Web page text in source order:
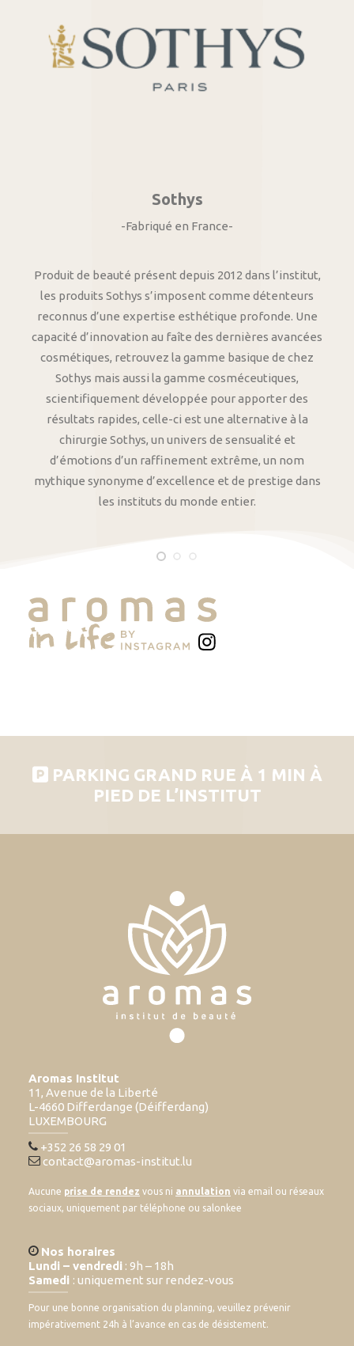
Sothys
-Fabriqué en France-
Produit de beauté présent depuis 2012 dans l’institut,
les produits Sothys s’imposent comme détenteurs
reconnus d’une expertise esthétique profonde. Une
capacité d’innovation au faîte des dernières avancées
cosmétiques, retrouvez la gamme basique de chez
Sothys mais aussi la gamme cosméceutiques,
scientifiquement développée pour apporter des
résultats rapides, celle-ci est une alternative à la
chirurgie Sothys, un univers de sensualité et
d’émotions d’un raffinement extrême, un nom
mythique synonyme d’excellence et de prestige dans
les instituts du monde entier.
PARKING GRAND RUE À 1 MIN À
PIED DE L’INSTITUT
Aromas Institut
11, Avenue de la Liberté
L-4660 Differdange (Déifferdang)
LUXEMBOURG
+352 26 58 29 01
contact@aromas-institut.lu
Aucune prise de rendez vous ni annulation via email ou réseaux
sociaux, uniquement par téléphone ou salonkee
Nos horaires
Lundi – vendredi : 9h – 18h
Samedi : uniquement sur rendez-vous
Pour une bonne organisation du planning, veuillez prévenir
impérativement 24h à l’avance en cas de désistement.